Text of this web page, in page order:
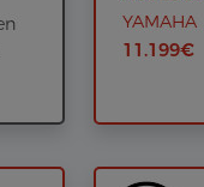
YAMAHA
11.199€